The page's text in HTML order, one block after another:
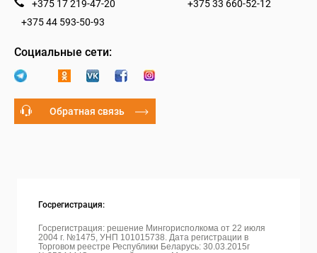
+375 17 219-47-20
+375 33 660-52-12
+375 44 593-50-93
Социальные сети:
Обратная связь
Госрегистрация:
Госрегистрация: решение Мингорисполкома от 22 июля
2004 г. №1475, УНП 101015738. Дата регистрации в
Торговом реестре Республики Беларусь: 30.03.2015г